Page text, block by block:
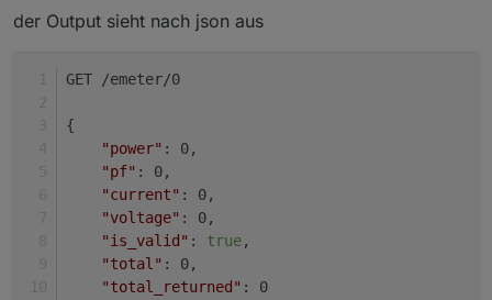
der Output sieht nach json aus
GET /emeter/0
{
"power" : 0,
"pf" : 0,
"current" : 0,
"voltage" : 0,
"is_valid" : true,
"total" : 0,
"total_returned" : 0